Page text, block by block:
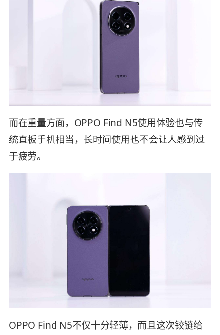
而在重量方面，OPPO Find N5使用体验也与传
统直板手机相当，长时间使用也不会让人感到过
于疲劳。
OPPO Find N5不仅十分轻薄，而且这次铰链给